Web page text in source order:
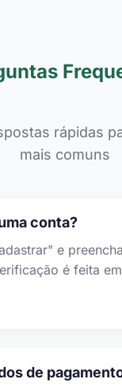
rápidas
mais comuns
conta?
e
é feita
de